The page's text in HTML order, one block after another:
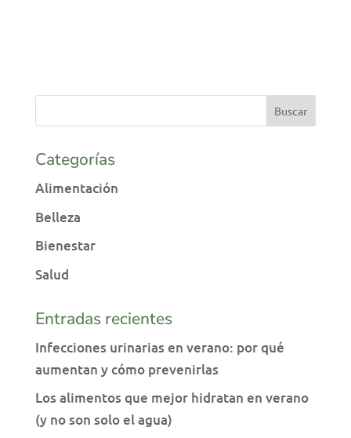
Categorías
Alimentación
Belleza
Bienestar
Salud
Entradas recientes
Infecciones urinarias en verano: por qué
aumentan y cómo prevenirlas
Los alimentos que mejor hidratan en verano
(y no son solo el agua)